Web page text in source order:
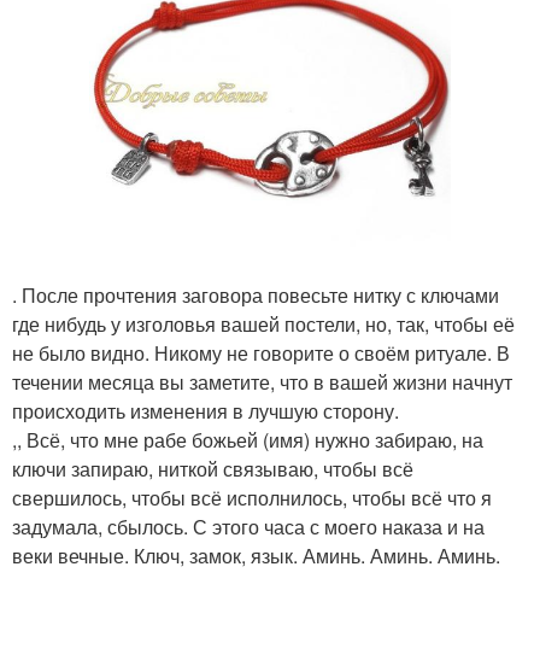
. После прочтения заговора повесьте нитку с ключами
где нибудь у изголовья вашей постели, но, так, чтобы её
не было видно. Никому не говорите о своём ритуале. В
течении месяца вы заметите, что в вашей жизни начнут
происходить изменения в лучшую сторону.
,, Всё, что мне рабе божьей (имя) нужно забираю, на
ключи запираю, ниткой связываю, чтобы всё
свершилось, чтобы всё исполнилось, чтобы всё что я
задумала, сбылось. С этого часа с моего наказа и на
веки вечные. Ключ, замок, язык. Аминь. Аминь. Аминь.